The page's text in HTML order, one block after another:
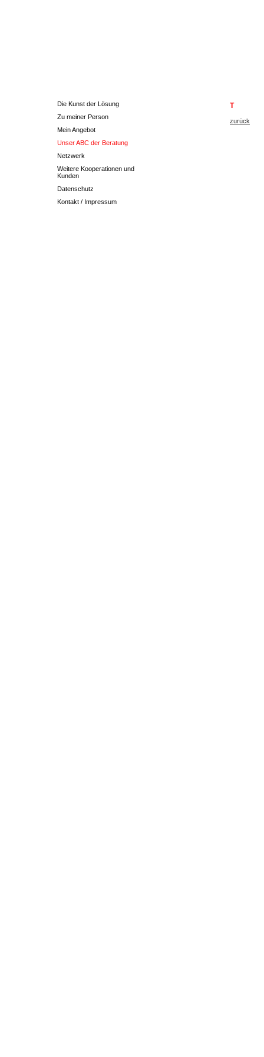
Die Kunst der Lösung
Zu meiner Person
Mein Angebot
Unser ABC der Beratung
Netzwerk
Weitere Kooperationen und
Kunden
Datenschutz
Kontakt / Impressum
T
zurück